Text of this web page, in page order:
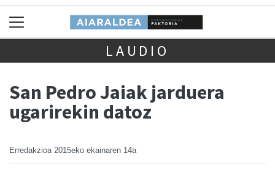
LAUDIO
San Pedro Jaiak jarduera
ugarirekin datoz
Erredakzioa 2015eko ekainaren 14a